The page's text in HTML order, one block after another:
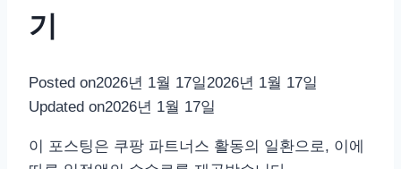
기
Posted on2026년 1월 17일2026년 1월 17일
Updated on2026년 1월 17일
이 포스팅은 쿠팡 파트너스 활동의 일환으로, 이에